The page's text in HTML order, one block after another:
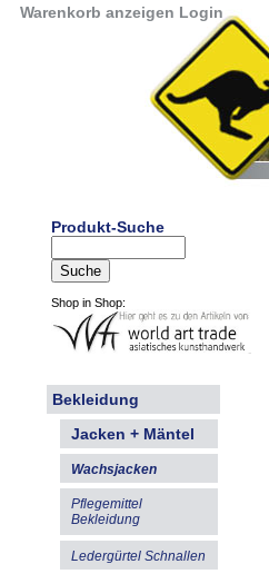
Bekleidung
Jacken + Mäntel
Wachsjacken
Pflegemittel
Bekleidung
Ledergürtel Schnallen
Produkt-Suche
Shop in Shop:
Warenkorb anzeigen Login